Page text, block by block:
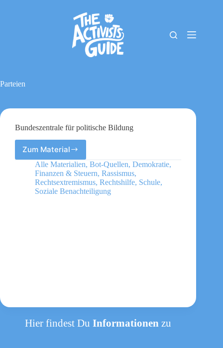
Parteien
Bundeszentrale für politische Bildung
Zum MaterialBundeszentrale
für
politische
Bildung
Alle Materialien, Bot-Quellen, Demokratie,
Finanzen & Steuern, Rassismus,
Rechtsextremismus, Rechtshilfe, Schule,
Soziale Benachteiligung
Hier findest DuInformationenzu